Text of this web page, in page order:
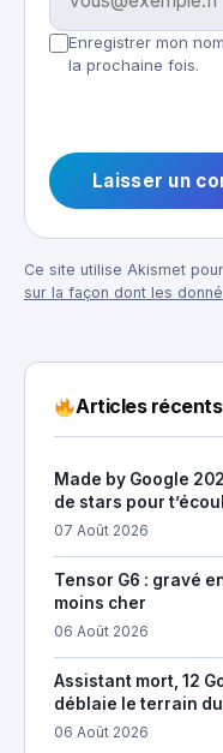
Enregistrer mon
la prochaine fois.
Ce site utilise Akismet
sur la façon dont les
Articles récents
Made by Google
de stars pour
07 Août 2026
Tensor G6 : gravé
moins cher
06 Août 2026
Assistant mort, 12
déblaie le terrain du
06 Août 2026